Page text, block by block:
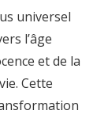
universel
l’âge
et de la
Cette